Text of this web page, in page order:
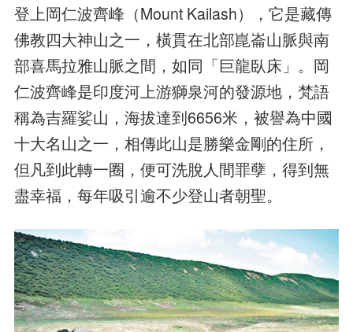
登上岡仁波齊峰（Mount Kailash），它是藏傳
佛教四大神山之一，橫貫在北部崑崙山脈與南
部喜馬拉雅山脈之間，如同「巨龍臥床」。岡
仁波齊峰是印度河上游獅泉河的發源地，梵語
稱為吉羅娑山，海拔達到6656米，被譽為中國
十大名山之一，相傳此山是勝樂金剛的住所，
但凡到此轉一圈，便可洗脫人間罪孽，得到無
盡幸福，每年吸引逾不少登山者朝聖。